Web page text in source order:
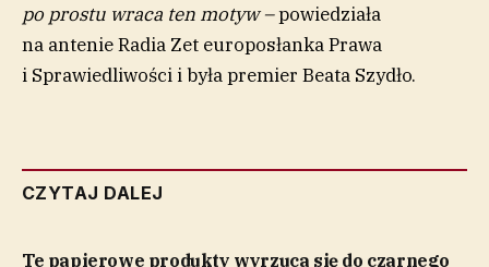
po prostu wraca ten motyw –powiedziała
na antenie Radia Zet europosłanka Prawa
i Sprawiedliwości i była premier Beata Szydło.
CZYTAJ DALEJ
Te papierowe produkty wyrzuca się do czarnego